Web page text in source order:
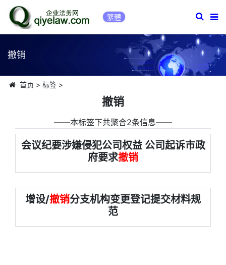
繁體
撤销
首页 > 标签>
撤销
――本标签下共聚合2条信息――
会议纪要涉嫌侵犯公司权益 公司起诉市政
府要求撤销
增设/撤销分支机构变更登记提交材料规
范